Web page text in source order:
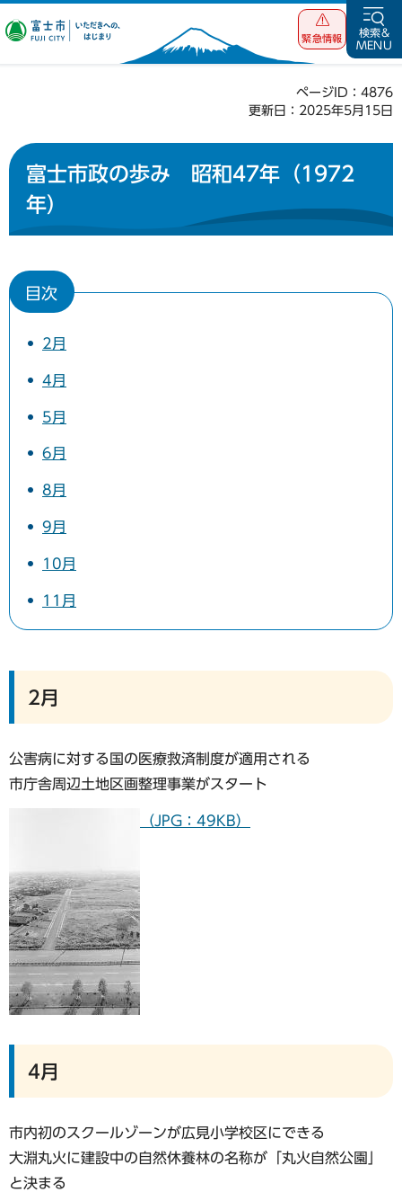
富士市 いただ
緊急情報
検索&
MENU
ページID：4876
更新日：2025年5月15日
富士市政の歩み 昭和47年（1972
年）
目次
2月
4月
5月
6月
8月
9月
10月
11月
2月
公害病に対する国の医療救済制度が適用される
市庁舎周辺土地区画整理事業がスタート
（JPG：49KB）
4月
市内初のスクールゾーンが広見小学校区にできる
大淵丸火に建設中の自然休養林の名称が「丸火自然公園」
と決まる